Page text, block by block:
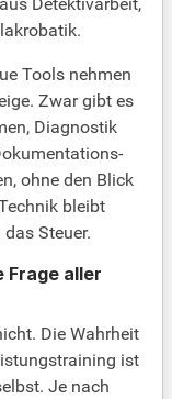
Tools nehmen
Zwar gibt es
Diagnostik
ohne den Blick
bleibt
Steuer.
Frage aller
Die Wahrheit
ist
Je nach